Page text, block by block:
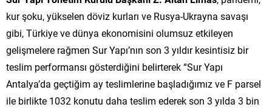
kur şoku, yükselen döviz kurları ve Rusya-Ukrayna savaşı
gibi, Türkiye ve dünya ekonomisini olumsuz etkileyen
gelişmelere rağmen Sur Yapı’nın son 3 yıldır kesintisiz bir
teslim performansı gösterdiğini belirterek “Sur Yapı
Antalya’da geçtiğim ay teslimlerine başladığımız ve F parsel
ile birlikte 1032 konutu daha teslim ederek son 3 yılda 3 bin